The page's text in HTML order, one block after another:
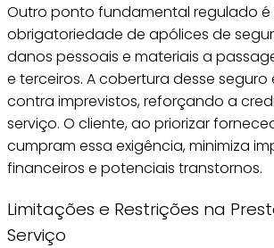
Outro ponto fundamental regulado é
obrigatoriedade de apólices de
danos pessoais e materiais a
e terceiros. A cobertura desse
contra imprevistos, reforçando a
serviço. O cliente, ao priorizar
cumpram essa exigência, minimiza
financeiros e potenciais transtornos.
Limitações e Restrições na
Serviço